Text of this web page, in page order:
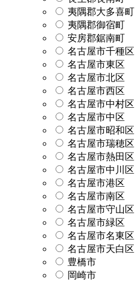
夷隅郡大多喜町
夷隅郡御宿町
安房郡鋸南町
名古屋市千種区
名古屋市東区
名古屋市北区
名古屋市西区
名古屋市中村区
名古屋市中区
名古屋市昭和区
名古屋市瑞穂区
名古屋市熱田区
名古屋市中川区
名古屋市港区
名古屋市南区
名古屋市守山区
名古屋市緑区
名古屋市名東区
名古屋市天白区
豊橋市
岡崎市